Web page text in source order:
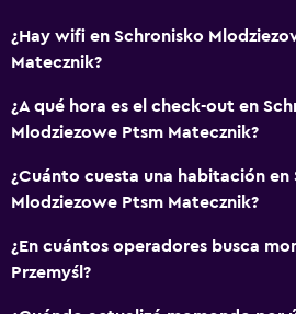
Unidad ubicada en la planta baja
Para no fumadores
Almohada sin plumas
Plantas superiores accesibles por
Habitación
Lámpara de lectura
Enchufe cerca de la cama
Perchero
¿Hay wifi en Schronisko
Matecznik?
¿A qué hora es el check-out en
Mlodziezowe Ptsm Matecznik?
¿Cuánto cuesta una habitación en
Mlodziezowe Ptsm Matecznik?
¿En cuántos operadores busca
Przemyśl?